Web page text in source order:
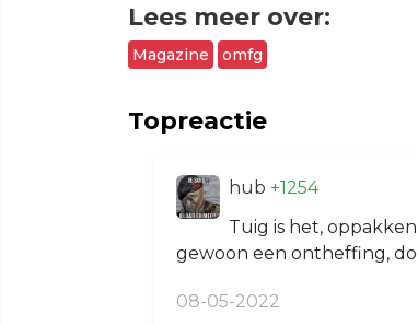
Lees meer over:
Magazine omfg
Topreactie
hub +1254
Tuig is het,
gewoon een ontheffing,
08-05-2022